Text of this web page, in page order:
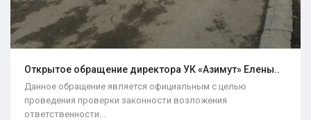
Открытое обращение директора УК «Азимут» Елены..
Данное обращение является официальным с целью
проведения проверки законности возложения
ответственности...